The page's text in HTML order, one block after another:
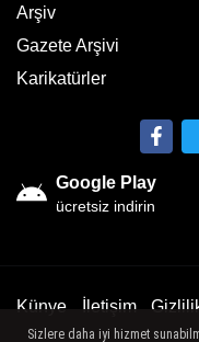
Arşiv
Gazete Arşivi
Karikatürler
Google Play
ücretsiz indirin
Künye İletişim
Sizlere daha iyi hizmet